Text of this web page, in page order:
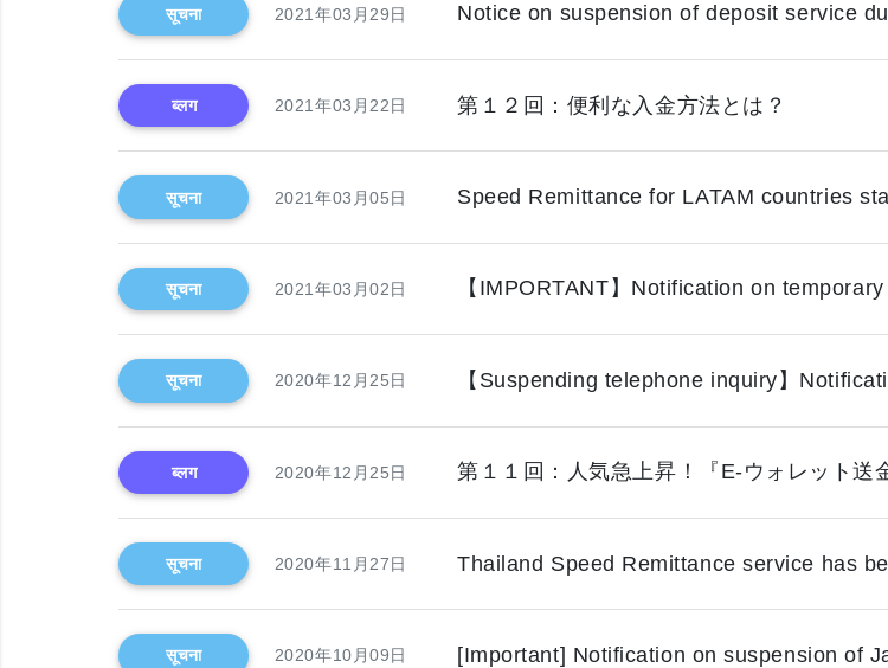
सूचना 2021年03月29日 Notice on suspension of deposit service
ब्लग 2021年03月22日 第１２回：便利な入金方法とは？
सूचना 2021年03月05日 Speed Remittance for LATAM countries
सूचना 2021年03月02日 【IMPORTANT】Notification on
सूचना 2020年12月25日 【Suspending telephone inquiry】
ब्लग 2020年12月25日 第１１回：人気急上昇！『E-ウォレット送
सूचना 2020年11月27日 Thailand Speed Remittance service has
सूचना 2020年10月09日 [Important] Notification on suspension of